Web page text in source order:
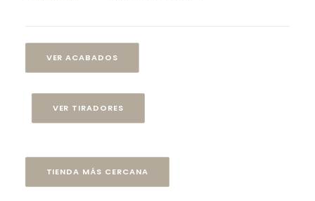
VER ACABADOS
VER TIRADORES
TIENDA MÁS CERCANA